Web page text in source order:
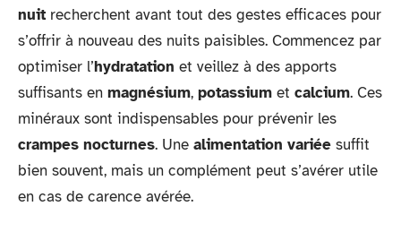
nuit recherchent avant tout des gestes efficaces pour
s’offrir à nouveau des nuits paisibles. Commencez par
optimiser l’hydratation et veillez à des apports
suffisants en magnésium, potassium et calcium. Ces
minéraux sont indispensables pour prévenir les
crampes nocturnes. Une alimentation variée suffit
bien souvent, mais un complément peut s’avérer utile
en cas de carence avérée.